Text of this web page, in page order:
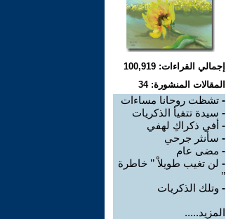
إجمالي القراءات: 100,919
المقالات المنشورة: 34
- تشظت روحانا مساءات
- سيدة تتفيأ الذكريات
- أفي ذكراكِ لهفي
- سأنثر جرحي
- مضى عام
- لن تغيب طويلاْ ’’ خاطرة
’’
- وتلك الذكريات
المزيد.....